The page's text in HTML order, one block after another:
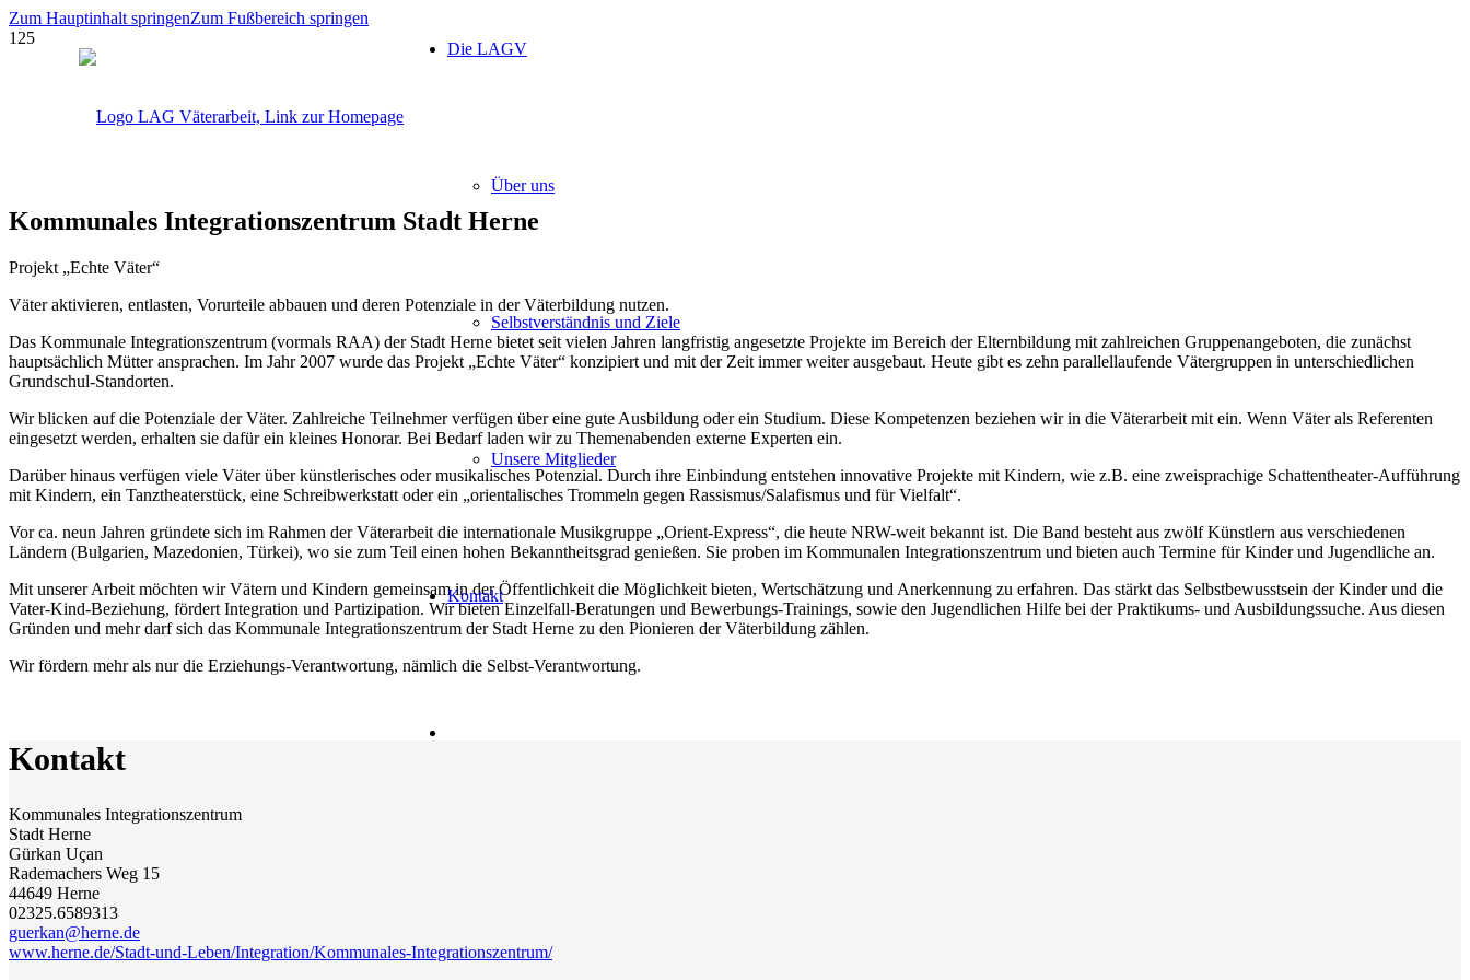
Zum Hauptinhalt springenZum Fußbereich springen
Die LAGV
Über uns
Selbstverständnis und Ziele
Unsere Mitglieder
Kontakt
Kommunales Integrationszentrum Stadt Herne
Projekt „Echte Väter“
Väter aktivieren, entlasten, Vorurteile abbauen und deren Potenziale in der Väterbildung nutzen.
Das Kommunale Integrationszentrum (vormals RAA) der Stadt Herne bietet seit vielen Jahren langfristig angesetzte Projekte im Bereich der Elternbildung mit zahlreichen Gruppenangeboten, die zunächst
hauptsächlich Mütter ansprachen. Im Jahr 2007 wurde das Projekt „Echte Väter“ konzipiert und mit der Zeit immer weiter ausgebaut. Heute gibt es zehn parallel­laufende Vätergruppen in unterschiedlichen
Grundschul-Standorten.
Wir blicken auf die Potenziale der Väter. Zahlreiche Teilnehmer verfügen über eine gute Ausbildung oder ein Studium. Diese Kompetenzen beziehen wir in die Väterarbeit mit ein. Wenn Väter als Referenten
eingesetzt werden, erhalten sie dafür ein kleines Honorar. Bei Bedarf laden wir zu Themenabenden externe Experten ein.
Darüber hinaus verfügen viele Väter über künstlerisches oder musikalisches Potenzial. Durch ihre Einbindung entstehen innovative Projekte mit Kindern, wie z.B. eine zweisprachige Schattentheater-Aufführung
mit Kindern, ein Tanztheaterstück, eine Schreibwerkstatt oder ein „orientalisches Trommeln gegen Rassismus/Salafismus und für Vielfalt“.
Vor ca. neun Jahren gründete sich im Rahmen der Väterarbeit die internationale Musikgruppe „Orient-Express“, die heute NRW-weit bekannt ist. Die Band besteht aus zwölf Künstlern aus verschiedenen
Ländern (Bulgarien, Mazedonien, Türkei), wo sie zum Teil einen hohen Bekanntheitsgrad genießen. Sie proben im Kommunalen Integrationszentrum und bieten auch Termine für Kinder und Jugendliche an.
Mit unserer Arbeit möchten wir Vätern und Kindern gemeinsam in der Öffentlichkeit die Möglichkeit bieten, Wertschätzung und Anerkennung zu erfahren. Das stärkt das Selbstbewusstsein der Kinder und die
Vater-Kind-Beziehung, fördert Integration und Partizipation. Wir bieten Einzelfall-Beratungen und Bewerbungs-Trainings, sowie den Jugendlichen Hilfe bei der Praktikums- und Ausbildungssuche. Aus diesen
Gründen und mehr darf sich das Kommunale Integra­tionszentrum der Stadt Herne zu den Pionieren der Väterbildung zählen.
Wir fördern mehr als nur die Erziehungs-Verantwortung, nämlich die Selbst-Verantwortung.
Kontakt
Kommunales Integrationszentrum
Stadt Herne
Gürkan Uçan
Rademachers Weg 15
44649 Herne
02325.6589313
guerkan@herne.de
www.herne.de/Stadt-und-Leben/Integration/Kommunales-Integrationszentrum/